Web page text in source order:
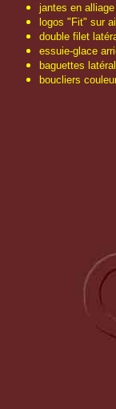
jantes en
logos "Fit" sur
double filet
essuie-glace
baguettes
boucliers